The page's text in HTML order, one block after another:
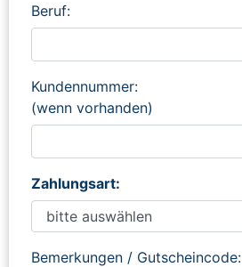
Beruf:
Kundennummer:
(wenn vorhanden)
Zahlungsart:
Bemerkungen / Gutscheincode: